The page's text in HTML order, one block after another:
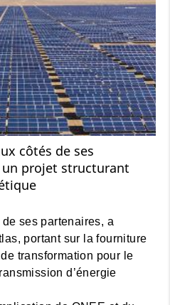
côtés de ses
projet structurant
ses partenaires, a
portant sur la fourniture
transformation pour le
d’énergie